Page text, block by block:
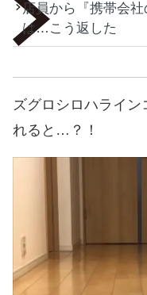
店員から『携帯会
は…こう返した
ズグロシロハライ
れると…？！